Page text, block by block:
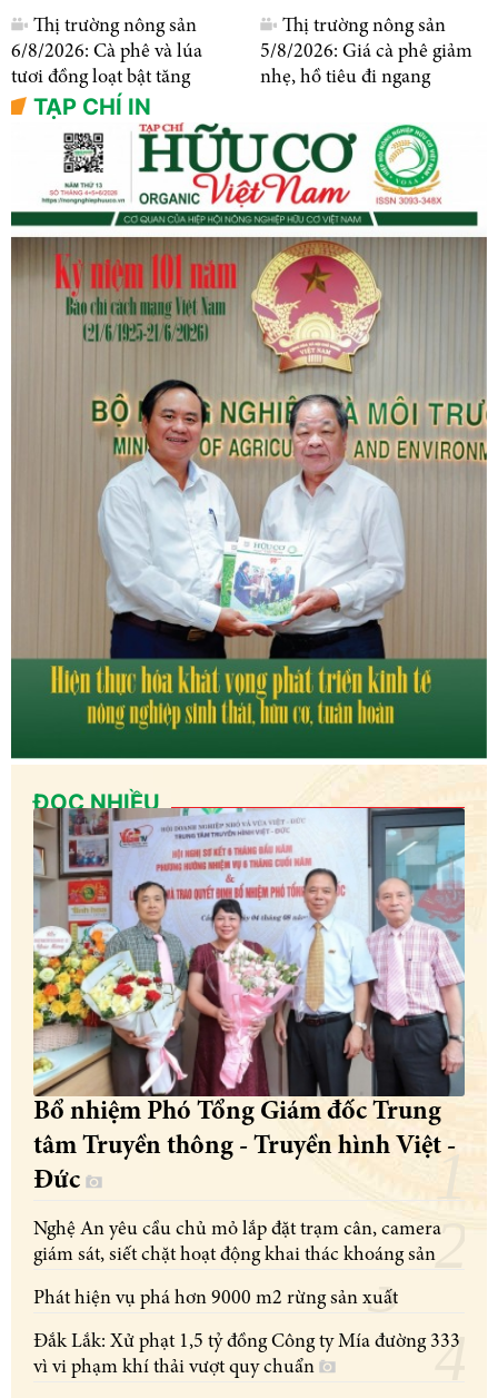
Thị trường nông sản
6/8/2026: Cà phê và lúa
tươi đồng loạt bật tăng
Thị trường nông sản
5/8/2026: Giá cà phê giảm
nhẹ, hồ tiêu đi ngang
TẠP CHÍ IN
ĐỌC NHIỀU
Bổ nhiệm Phó Tổng Giám đốc Trung
tâm Truyền thông - Truyền hình Việt -
Đức
Nghệ An yêu cầu chủ mỏ lắp đặt trạm cân, camera
giám sát, siết chặt hoạt động khai thác khoáng sản
Phát hiện vụ phá hơn 9000 m2 rừng sản xuất
Đắk Lắk: Xử phạt 1,5 tỷ đồng Công ty Mía đường 333
vì vi phạm khí thải vượt quy chuẩn